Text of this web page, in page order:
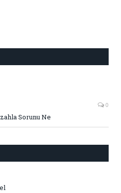
0
Sorunu Ne